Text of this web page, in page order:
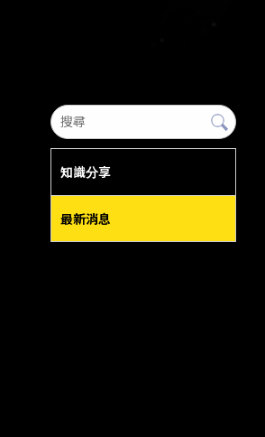
知識分享
最新消息